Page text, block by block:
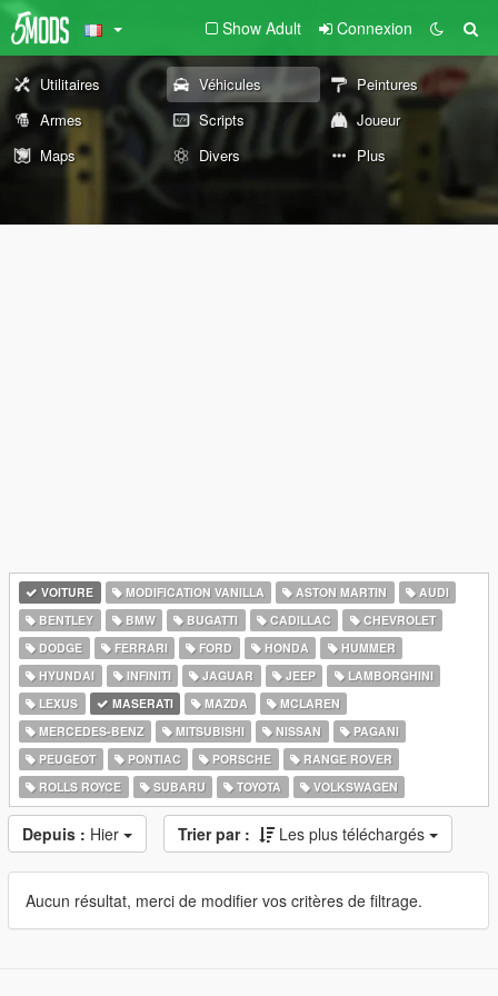
Show Adult Connexion
Utilitaires Véhicules
Peintures
Armes
Scripts
Joueur
Maps
Divers Plus
VOITURE MODIFICATION VANILLA ASTON MARTIN
AUDI
BENTLEY
BMW BUGATTI CADILLAC
CHEVROLET
DODGE
FERRARI FORD HONDA
HUMMER
HYUNDAI
INFINITI JAGUAR JEEP
LAMBORGHINI
LEXUS
MASERATI MAZDA
MCLAREN
MERCEDES-BENZ
MITSUBISHI NISSAN
PAGANI
PEUGEOT
PONTIAC PORSCHE
RANGE ROVER
ROLLS ROYCE
SUBARU TOYOTA VOLKSWAGEN
Depuis : Hier Trier par : Les plus téléchargés
Aucun résultat, merci de modifier vos critères de filtrage.